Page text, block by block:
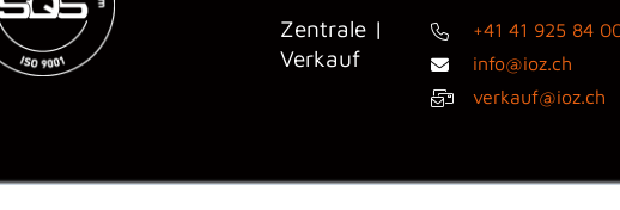
Zentrale |
Verkauf
+41 41 925 84
info@ioz.ch
verkauf@ioz.ch